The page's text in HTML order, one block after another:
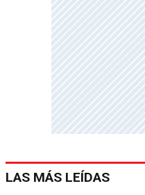
LAS MÁS LEÍDAS